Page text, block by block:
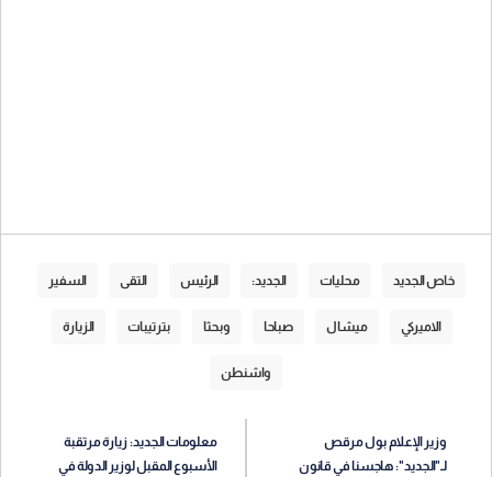
خاص الجديد محليات الجديد: الرئيس التقى السفير
الاميركي ميشال صباحا وبحثا بترتيبات الزيارة
واشنطن
وزير الإعلام بول مرقص
لـ"الجديد": هاجسنا في قانون
معلومات الجديد: زيارة مرتقبة
الأسبوع المقبل لوزير الدولة في